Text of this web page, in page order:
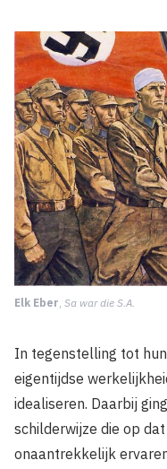
Elk Eber, Sa war die S.A.
In tegenstelling tot
eigentijdse
idealiseren. Daarbij
schilderwijze die op
onaantrekkelijk